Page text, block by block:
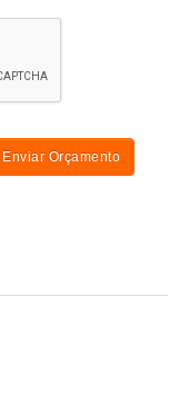
Enviar Orçamento